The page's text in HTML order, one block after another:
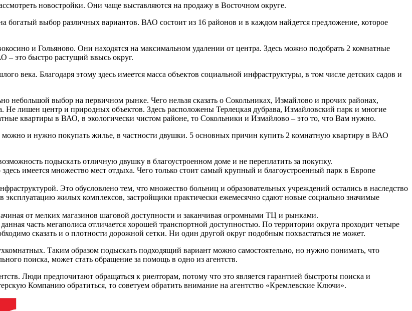
новостройки. Они чаще выставляются на продажу в Восточном округе.
выбор различных вариантов. ВАО состоит из 16 районов и в каждом найдется предложение, которое
и Гольяново. Они находятся на максимальном удалении от центра. Здесь можно подобрать 2 комнатные
– это быстро растущий ввысь округ.
века. Благодаря этому здесь имеется масса объектов социальной инфраструктуры, в том числе детских садов и
небольшой выбор на первичном рынке. Чего нельзя сказать о Сокольниках, Измайлово и прочих районах,
Не лишен центр и природных объектов. Здесь расположены Терлецкая дубрава, Измайловский парк и многие
квартиры в ВАО, в экологически чистом районе, то Сокольники и Измайлово – это то, что Вам нужно.
можно и нужно покупать жилье, в частности двушки. 5 основных причин купить 2 комнатную квартиру в ВАО
подыскать отличную двушку в благоустроенном доме и не переплатить за покупку.
имеется множество мест отдыха. Чего только стоит самый крупный и благоустроенный парк в Европе
Это обусловлено тем, что множество больниц и образовательных учреждений остались в наследство
жилых комплексов, застройщики практически ежемесячно сдают новые социально значимые
от мелких магазинов шаговой доступности и заканчивая огромными ТЦ и рынками.
часть мегаполиса отличается хорошей транспортной доступностью. По территории округа проходит четыре
сказать и о плотности дорожной сетки. Ни один другой округ подобным похвастаться не может.
Таким образом подыскать подходящий вариант можно самостоятельно, но нужно понимать, что
поиска, может стать обращение за помощь в одно из агентств.
Люди предпочитают обращаться к риелторам, потому что это является гарантией быстроты поиска и
Компанию обратиться, то советуем обратить внимание на агентство «Кремлевские Ключи».